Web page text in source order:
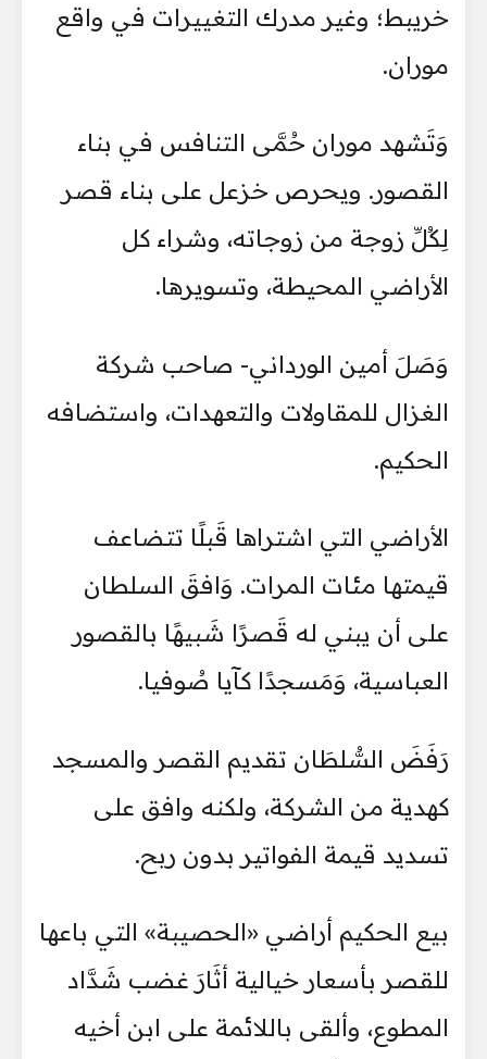
خريبط؛ وغير مدرك التغييرات في واقع
موران.
وَتَشهد موران حُمَّى التنافس في بناء
القصور. ويحرص خزعل على بناء قصر
لِكُلِّ زوجة من زوجاته، وشراء كل
الأراضي المحيطة، وتسويرها.
وَصَلَ أمين الورداني- صاحب شركة
الغزال للمقاولات والتعهدات، واستضافه
الحكيم.
الأراضي التي اشتراها قَبلًا تتضاعف
قيمتها مئات المرات. وَافقَ السلطان
على أن يبني له قَصرًا شَبيهًا بالقصور
العباسية، وَمَسجدًا كآيا صُوفيا.
رَفَضَ السُّلطَان تقديم القصر والمسجد
كهدية من الشركة، ولكنه وافق على
تسديد قيمة الفواتير بدون ربح.
بيع الحكيم أراضي «الحصيبة» التي باعها
للقصر بأسعار خيالية أثَارَ غضب شَدَّاد
المطوع، وألقى باللائمة على ابن أخيه